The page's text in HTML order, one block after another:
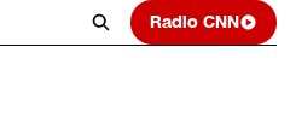
Radio CNN